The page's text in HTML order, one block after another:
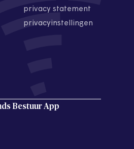
privacy statement
privacyinstellingen
Bestuur App